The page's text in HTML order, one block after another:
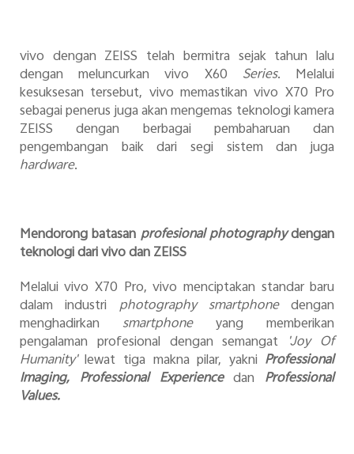
vivo dengan ZEISS telah bermitra sejak tahun lalu
dengan meluncurkan vivo X60 Series. Melalui
kesuksesan tersebut, vivo memastikan vivo X70 Pro
sebagai penerus juga akan mengemas teknologi kamera
ZEISS dengan berbagai pembaharuan dan
pengembangan baik dari segi sistem dan juga
hardware.
Mendorong batasan profesional photographydengan
teknologi dari vivo dan ZEISS
Melalui vivo X70 Pro, vivo menciptakan standar baru
dalam industri photography smartphonedengan
menghadirkan smartphoneyang memberikan
pengalaman profesional dengan semangat 'Joy Of
Humanity'lewat tiga makna pilar, yakni Professional
Imaging, Professional Experiencedan Professional
Values.